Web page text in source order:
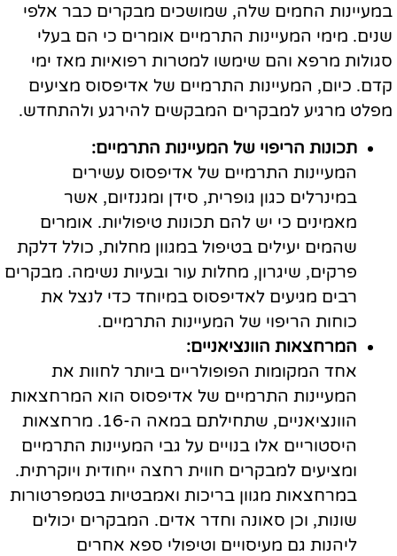
במעיינות החמים שלה, שמושכים מבקרים כבר אלפי
שנים. מימי המעיינות התרמיים אומרים כי הם בעלי
סגולות מרפא והם שימשו למטרות רפואיות מאז ימי
קדם. כיום, המעיינות התרמיים של אדיפסוס מציעים
מפלט מרגיע למבקרים המבקשים להירגע ולהתחדש.
תכונות הריפוי של המעיינות התרמיים:
המעיינות התרמיים של אדיפסוס עשירים
במינרלים כגון גופרית, סידן ומגנזיום, אשר
מאמינים כי יש להם תכונות טיפוליות. אומרים
שהמים יעילים בטיפול במגוון מחלות, כולל דלקת
פרקים, שיגרון, מחלות עור ובעיות נשימה. מבקרים
רבים מגיעים לאדיפסוס במיוחד כדי לנצל את
כוחות הריפוי של המעיינות התרמיים.
המרחצאות הוונציאניים:
אחד המקומות הפופולריים ביותר לחוות את
המעיינות התרמיים של אדיפסוס הוא המרחצאות
הוונציאניים, שתחילתם במאה ה-16. מרחצאות
היסטוריים אלו בנויים על גבי המעיינות התרמיים
ומציעים למבקרים חווית רחצה ייחודית ויוקרתית.
במרחצאות מגוון בריכות ואמבטיות בטמפרטורות
שונות, וכן סאונה וחדר אדים. המבקרים יכולים
ליהנות גם מעיסויים וטיפולי ספא אחרים